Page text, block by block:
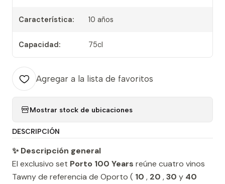
Característica: 10 años
Capacidad: 75cl
Agregar a la lista de favoritos
Mostrar stock de ubicaciones
DESCRIPCIÓN
✨ Descripción general
El exclusivo set Porto 100 Years reúne cuatro vinos
Tawny de referencia de Oporto ( 10 , 20 ,30 y 40